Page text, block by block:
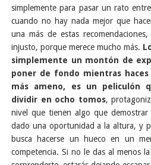
simplemente para pasar un rato
cuando no hay nada mejor que
una más de estas
injusto, porque merece mucho más.
simplemente un montón de
poner de fondo mientras
más ameno, es un peliculón
dividir en ocho tomos,
nivel que tienen algo que
dado una oportunidad a la altura, y
busca hacerse un hueco en un
competencia. Si no le das al menos